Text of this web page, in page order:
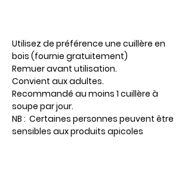
Utilisez de préférence une cuillère en
bois (fournie gratuitement)
Remuer avant utilisation.
Convient aux adultes.
Recommandé au moins 1 cuillère à
soupe par jour.​
NB : Certaines personnes peuvent être
sensibles aux produits apicoles